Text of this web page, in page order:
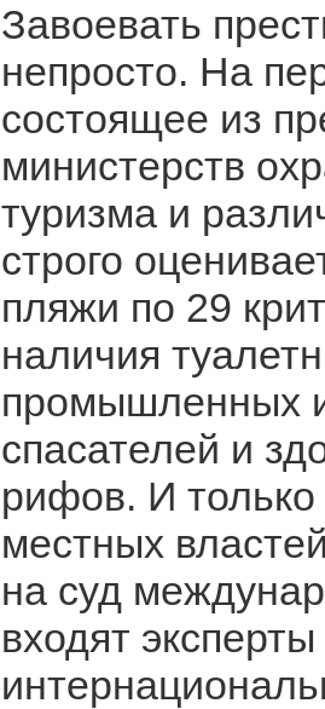
Завоевать
непросто. На
состоящее из
министерств
туризма и
строго
пляжи по 29
наличия
промышленных
спасателей и
рифов. И только
местных
на суд
входят